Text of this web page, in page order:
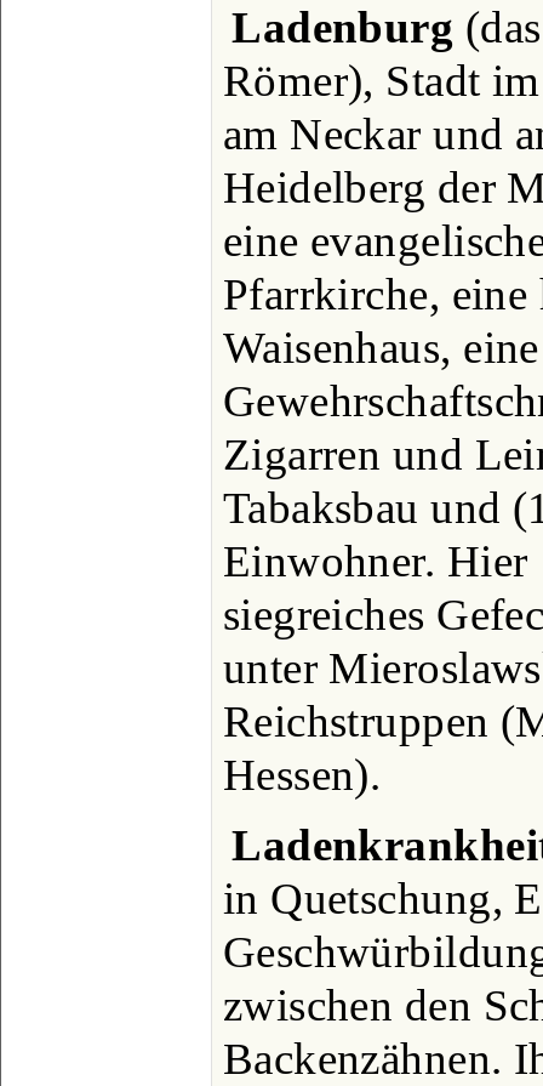
Ladenburg
Römer), Stadt
am Neckar und
Heidelberg der
eine
Pfarrkirche, eine
Waisenhaus, eine
Zigarren und
Tabaksbau und
Einwohner. Hier
siegreiches
unter
Reichstruppen
Hessen).
in Quetschung,
zwischen den
Backenzähnen.